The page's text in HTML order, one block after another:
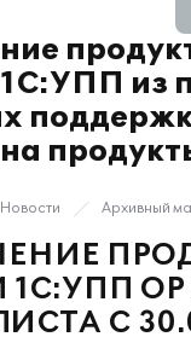
из
Новости Архивный
1С:УПП ОР
С